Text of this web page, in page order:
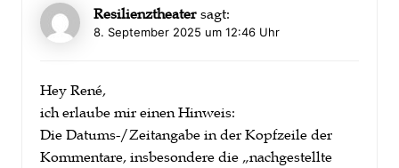
Resilienztheater sagt:
8. September 2025 um 12:46 Uhr
Hey René,
ich erlaube mir einen Hinweis:
Die Datums-/Zeitangabe in der Kopfzeile der
Kommentare, insbesondere die „nachgestellte